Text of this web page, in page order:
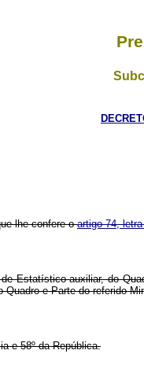
lhe confere oartigo 74,
Estatístico-auxiliar, do
Quadro e Parte do referido
e 58º da República.